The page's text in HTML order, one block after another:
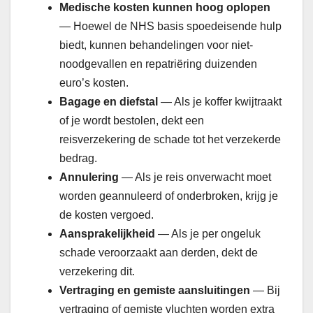
Medische kosten kunnen hoog oplopen
— Hoewel de NHS basis spoedeisende hulp
biedt, kunnen behandelingen voor niet-
noodgevallen en repatriëring duizenden
euro’s kosten.
Bagage en diefstal — Als je koffer kwijtraakt
of je wordt bestolen, dekt een
reisverzekering de schade tot het verzekerde
bedrag.
Annulering — Als je reis onverwacht moet
worden geannuleerd of onderbroken, krijg je
de kosten vergoed.
Aansprakelijkheid — Als je per ongeluk
schade veroorzaakt aan derden, dekt de
verzekering dit.
Vertraging en gemiste aansluitingen — Bij
vertraging of gemiste vluchten worden extra